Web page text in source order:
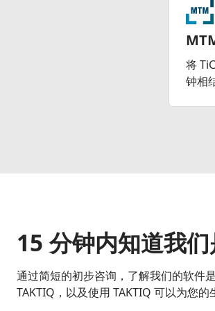
将
钟相
15 分钟内知道我
通过简短的初步咨询，了解我们的软件
TAKTIQ，以及使用 TAKTIQ 可以为您